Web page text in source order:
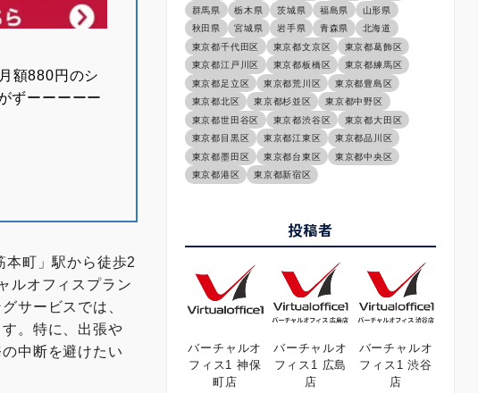
額880円のシ
ずーーーーー
本町」駅から徒歩2
ルオフィスプラン
サービスでは、
。特に、出張や
中断を避けたい
群馬県
栃木県 茨城県 福島県
山形県
秋田県
宮城県 岩手県 青森県
北海道
東京都千代田区
東京都文京区
東京都葛飾区
東京都江戸川区
東京都板橋区
東京都練馬区
東京都足立区
東京都荒川区
東京都豊島区
東京都北区
東京都杉並区
東京都中野区
東京都世田谷区
東京都渋谷区
東京都大田区
東京都目黒区
東京都江東区
東京都品川区
東京都墨田区
東京都台東区
東京都中央区
東京都港区
東京都新宿区
投稿者
バーチャルオ
フィス1 神保
町店
バーチャルオ
フィス1 広島
店
バーチャルオ
フィス1 渋谷
店